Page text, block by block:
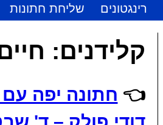
רינגטונים שליחת חתונות
קלידנים:
👈 חתונה יפה עם